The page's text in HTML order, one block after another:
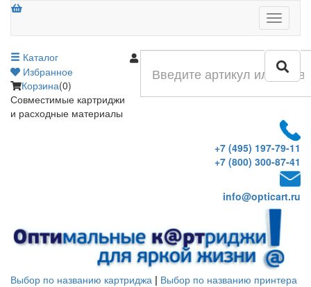
Меню
Каталог
Избранное
Корзина(0)
Совместимые картриджи
и расходные материалы
+7 (495) 197-79-11
+7 (800) 300-87-41
info@opticart.ru
Выбор по названию картриджа | Выбор по названию принтера